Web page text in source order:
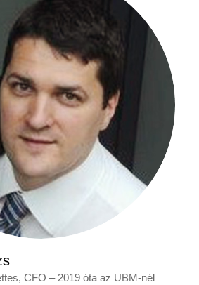
CFO – 2019 óta az UBM-nél